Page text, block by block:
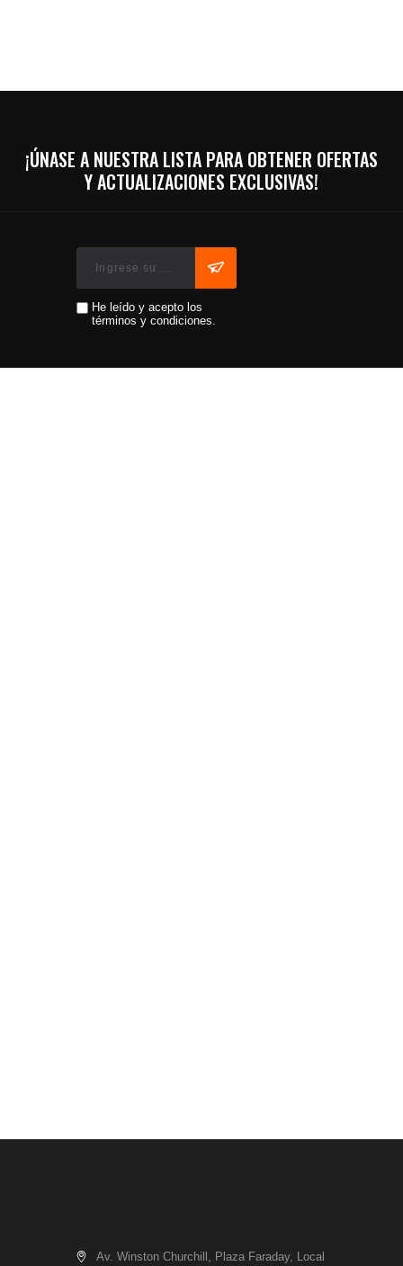
¡ÚNASE A NUESTRA LISTA PARA OBTENER OFERTAS
Y ACTUALIZACIONES EXCLUSIVAS!
He leído y acepto los
términos y condiciones.
Av. Winston Churchill, Plaza Faraday, Local